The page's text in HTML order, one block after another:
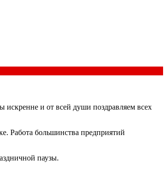
и от всей души поздравляем всех
Работа большинства предприятий
паузы.